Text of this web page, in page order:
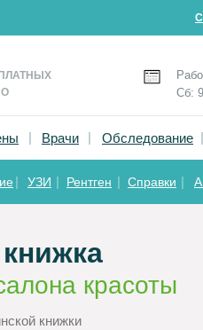
Сб:
Обследование
Врачи |
|
|
Справки
УЗИ Рентген |
|
|
|
книжки
красоты